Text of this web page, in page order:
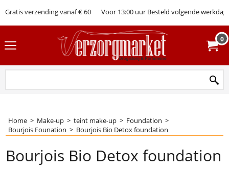
Gratis verzending vanaf € 60 Voor 13:00 uur Besteld volgende werkdag
0
Home > Make-up > teint make-up > Foundation >
Bourjois Founation > Bourjois Bio Detox foundation
Bourjois Bio Detox foundation